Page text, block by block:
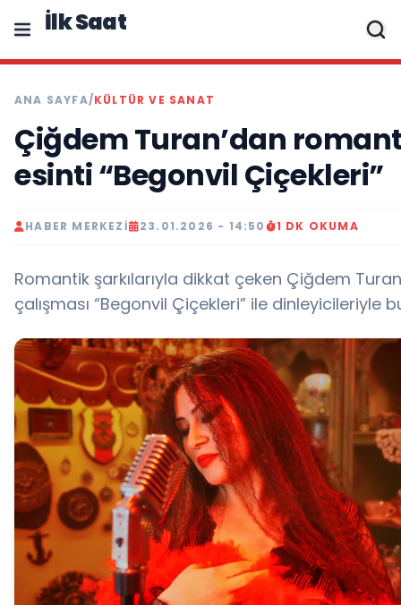
İlk Saat
ANA SAYFA/KÜLTÜR VE SANAT
Çiğdem Turan’dan
esinti “Begonvil Çiçekleri”
HABER MERKEZI 23.01.2026 - 14:50 1 DK OKUMA
Romantik şarkılarıyla dikkat çeken Çiğdem
çalışması “Begonvil Çiçekleri” ile dinleyicileriyle